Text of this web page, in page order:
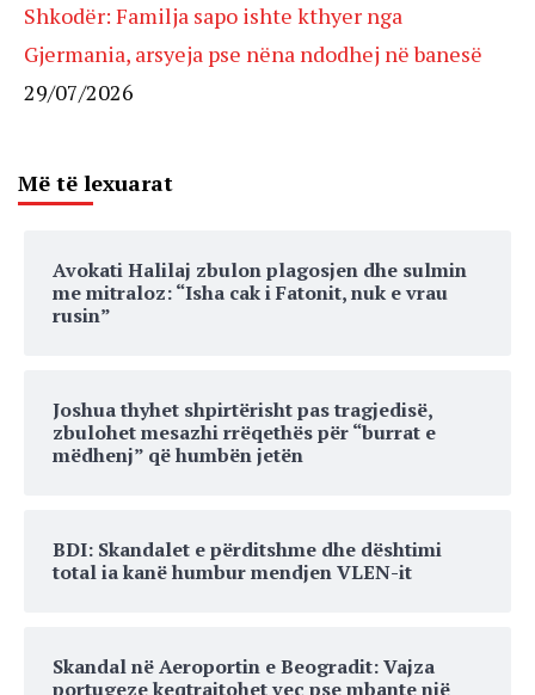
Shkodër: Familja sapo ishte kthyer nga
Gjermania, arsyeja pse nëna ndodhej në banesë
29/07/2026
Më të lexuarat
Avokati Halilaj zbulon plagosjen dhe sulmin
me mitraloz: “Isha cak i Fatonit, nuk e vrau
rusin”
Joshua thyhet shpirtërisht pas tragjedisë,
zbulohet mesazhi rrëqethës për “burrat e
mëdhenj” që humbën jetën
BDI: Skandalet e përditshme dhe dështimi
total ia kanë humbur mendjen VLEN-it
Skandal në Aeroportin e Beogradit: Vajza
portugeze keqtrajtohet veç pse mbante një